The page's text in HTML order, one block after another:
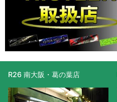
R26 南大阪・葛の葉店